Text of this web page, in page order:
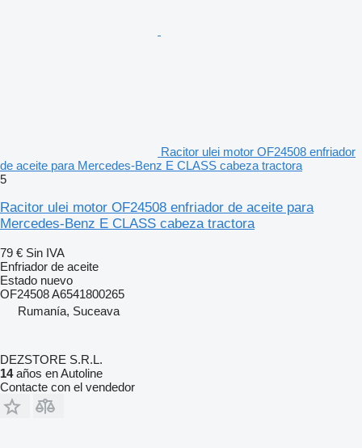
Racitor ulei motor OF24508 enfriador
de aceite para Mercedes-Benz E CLASS cabeza tractora
5
Racitor ulei motor OF24508 enfriador de aceite para
Mercedes-Benz E CLASS cabeza tractora
79 € Sin IVA
Enfriador de aceite
Estado nuevo
OF24508 A6541800265
Rumanía, Suceava
DEZSTORE S.R.L.
14años en Autoline
Contacte con el vendedor